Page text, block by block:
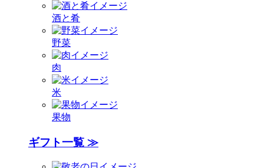
酒と肴
野菜
肉
米
果物
ギフト一覧 ≫